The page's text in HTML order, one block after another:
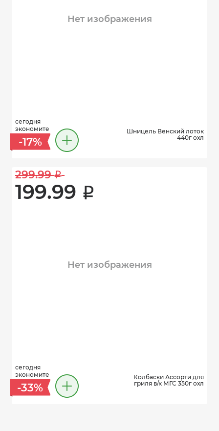
Нет изображения
сегодня
экономите
-17%
Шницель Венский лоток
440г охл
299.99 i
199.99 i
Нет изображения
сегодня
экономите
-33%
Колбаски Ассорти для
гриля в/к МГС 350г охл